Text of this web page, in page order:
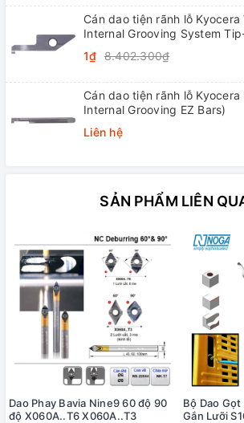
Cán dao tiện rãnh lỗ Kyocera
Internal Grooving System
1₫ 8.402.300₫
Cán dao tiện rãnh lỗ Kyocera
Internal Grooving EZ Bars)
Liên hệ
SẢN PHẨM LIÊN
Dao Phay Bavia Nine9 60 độ 90
độ X060A..T6 X060A..T3
Bộ Dao
Gắn Lưỡi